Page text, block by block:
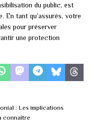
du public, est
En tant qu’assurés, votre
pour préserver
une protection
: Les implications
connaître